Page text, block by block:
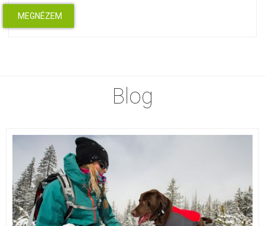
MEGNÉZEM
Blog